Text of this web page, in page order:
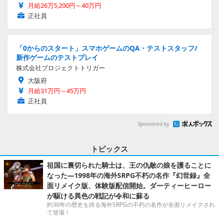
月給26万5,200円～40万円
正社員
「0からのスタート」スマホゲームのQA・テストスタッフ/
新作ゲームのテストプレイ
株式会社プロジェクトトリガー
大阪府
月給31万円～45万円
正社員
Sponsored by
トピックス
祖国に裏切られた騎士は、王の仇敵の娘を護ることに
なった―1998年の海外SRPG不朽の名作『幻世録』全
面リメイク版、体験版配信開始。ダーティーヒーロー
が駆ける異色の戦記が令和に蘇る
約30年の歴史を誇る海外SRPGの不朽の名作が全面リメイクされ
て登場！